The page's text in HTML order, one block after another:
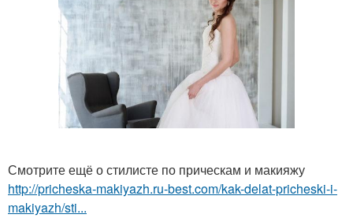
Смотрите ещё о стилисте по прическам и макияжу
http://pricheska-makiyazh.ru-best.com/kak-delat-pricheski-i-
makiyazh/sti...